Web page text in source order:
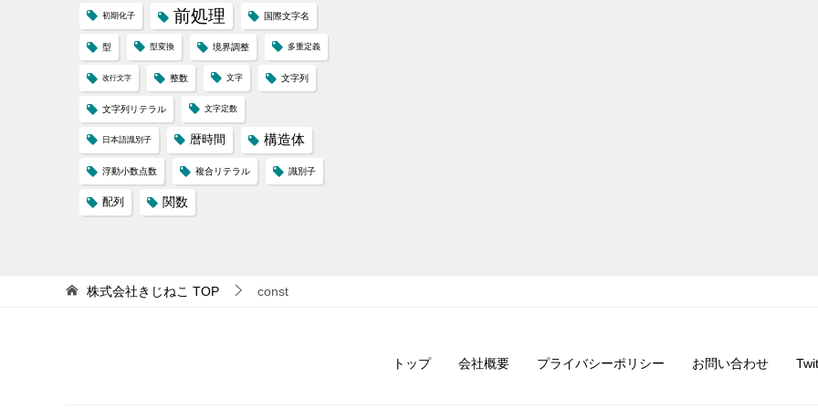
初期化子 前処理 国際文字名
型 型変換 境界調整 多重定義
改行文字 整数 文字 文字列
文字列リテラル 文字定数
日本語識別子 暦時間 構造体
浮動小数点数 複合リテラル 識別子
配列 関数
株式会社きじねこ TOP const
トップ 会社概要 プライバシーポリシー お問い合わせ